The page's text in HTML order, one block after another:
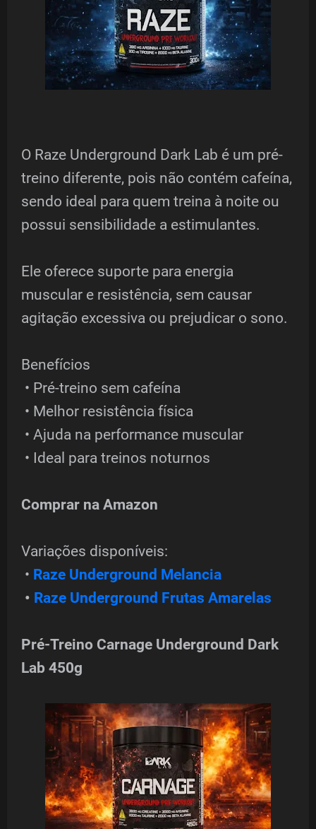
O Raze Underground Dark Lab é um pré-
treino diferente, pois não contém cafeína,
sendo ideal para quem treina à noite ou
possui sensibilidade a estimulantes.
Ele oferece suporte para energia
muscular e resistência, sem causar
agitação excessiva ou prejudicar o sono.
Benefícios
• Pré-treino sem cafeína
• Melhor resistência física
• Ajuda na performance muscular
• Ideal para treinos noturnos
Comprar na Amazon
Variações disponíveis:
• Raze Underground Melancia
• Raze Underground Frutas Amarelas
Pré-Treino Carnage Underground Dark
Lab 450g